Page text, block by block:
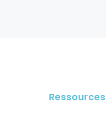
Ressources